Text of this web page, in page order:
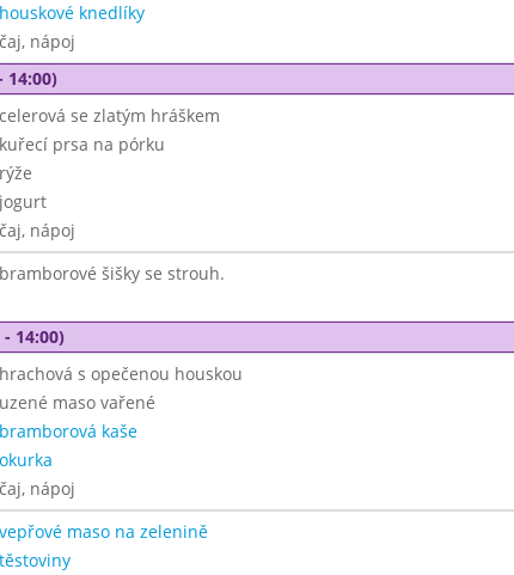
houskové knedlíky
čaj, nápoj
14:00)
celerová se zlatým hráškem
kuřecí prsa na pórku
rýže
jogurt
čaj, nápoj
bramborové šišky se strouh.
14:00)
hrachová s opečenou houskou
uzené maso vařené
bramborová kaše
okurka
čaj, nápoj
vepřové maso na zelenině
těstoviny